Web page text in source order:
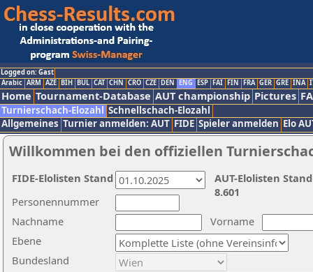
Logged on: Gast
Arabic ARM AZE BIH BUL CAT CHN CRO CZE DEN ENG ESP FAI FIN FRA GER GRE INA
Home Tournament-Database AUT championship Pictures
Turnierschach-Elozahl Schnellschach-Elozahl
Allgemeines Turnier anmelden: AUT FIDE Spieler anmelden Elo
Willkommen bei den offiziellen
Nachname
Vorname
Ebene
Personennummer
Bundesland
AUT-Elolisten
8.601
FIDE-Elolisten Stand